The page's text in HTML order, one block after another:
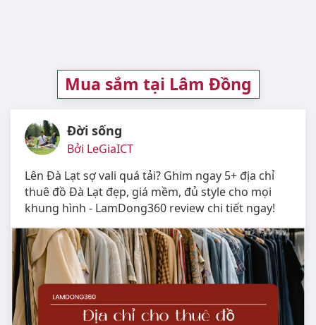
Mua sắm tại Lâm Đồng
Đời sống
Bởi LeGiaICT
Lên Đà Lạt sợ vali quá tải? Ghim ngay 5+ địa chỉ
thuê đồ Đà Lạt đẹp, giá mềm, đủ style cho mọi
khung hình - LamDong360 review chi tiết ngay!